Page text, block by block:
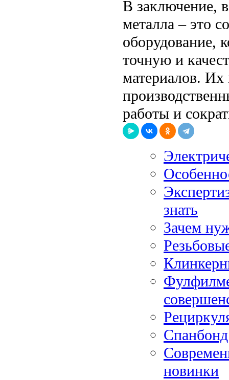
В заключение,
металла – это
оборудование,
точную и
материалов. Их
работы и
знать
Зачем
новинки